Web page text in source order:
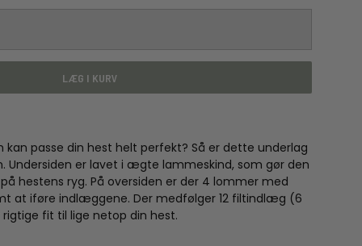
LÆG I KURV
kan passe din hest helt perfekt? Så er dette underlag
Undersiden er lavet i ægte lammeskind, som gør den
hestens ryg. På oversiden er der 4 lommer med
at iføre indlæggene. Der medfølger 12 filtindlæg (6
fit til lige netop din hest.